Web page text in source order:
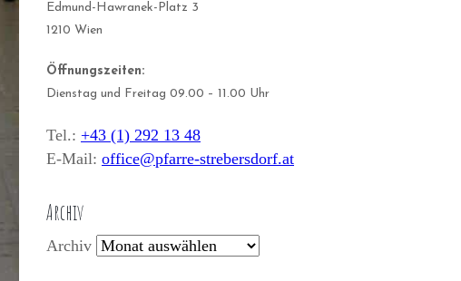
Edmund-Hawranek-Platz 3
1210 Wien
Öffnungszeiten:
Dienstag und Freitag 09.00 – 11.00 Uhr
Tel.: +43 (1) 292 13 48
E-Mail: office@pfarre-strebersdorf.at
Archiv
Archiv